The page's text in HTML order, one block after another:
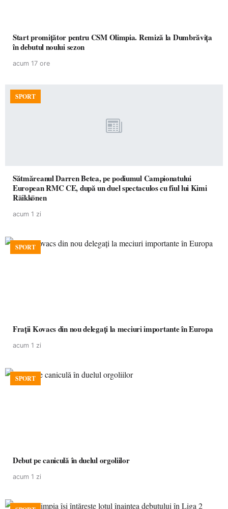
Start promițător pentru CSM Olimpia. Remiză la Dumbrăvița
în debutul noului sezon
acum 17 ore
SPORT
Sătmăreanul Darren Betea, pe podiumul Campionatului
European RMC CE, după un duel spectaculos cu fiul lui Kimi
Räikkönen
acum 1 zi
SPORT
Frații Kovacs din nou delegați la meciuri importante în Europa
acum 1 zi
SPORT
Debut pe caniculă în duelul orgoliilor
acum 1 zi